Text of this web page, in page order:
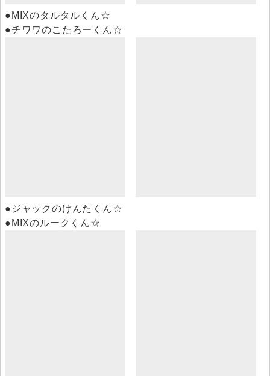
●MIXのタルタルくん☆
●チワワのこたろーくん☆
●ジャックのけんたくん☆
●MIXのルークくん☆